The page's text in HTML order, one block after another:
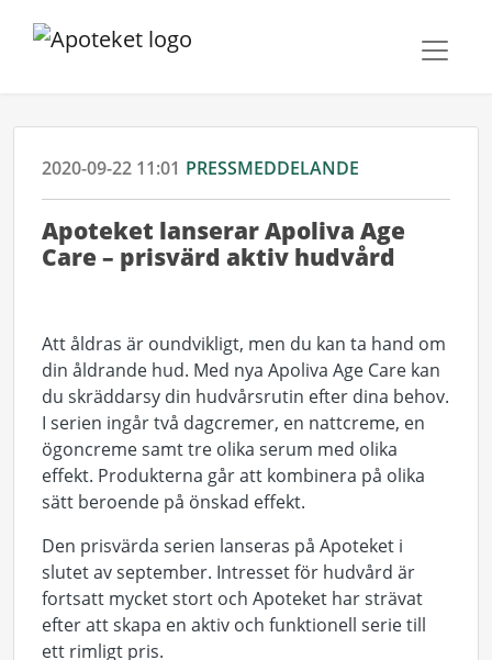
2020-09-22 11:01 PRESSMEDDELANDE
Apoteket lanserar Apoliva Age
Care – prisvärd aktiv hudvård
Att åldras är oundvikligt, men du kan ta hand om
din åldrande hud. Med nya Apoliva Age Care kan
du skräddarsy din hudvårsrutin efter dina behov.
I serien ingår två dagcremer, en nattcreme, en
ögoncreme samt tre olika serum med olika
effekt. Produkterna går att kombinera på olika
sätt beroende på önskad effekt.
Den prisvärda serien lanseras på Apoteket i
slutet av september. Intresset för hudvård är
fortsatt mycket stort och Apoteket har strävat
efter att skapa en aktiv och funktionell serie till
ett rimligt pris.